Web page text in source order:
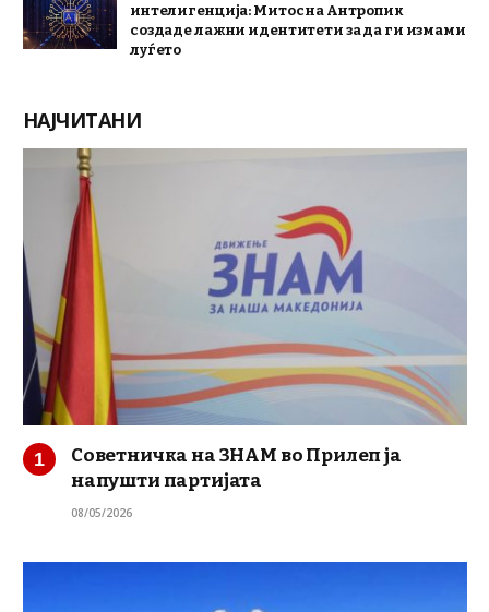
интелигенција: Митос на Антропик
создаде лажни идентитети за да ги измами
луѓето
НАЈЧИТАНИ
Советничка на ЗНАМ во Прилеп ја
напушти партијата
08/05/2026